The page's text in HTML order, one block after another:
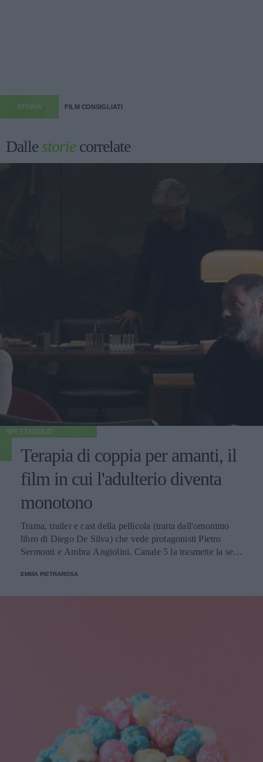
STORIA FILM CONSIGLIATI
Dallestoriecorrelate
SPETTACOLO
Terapia di coppia per amanti, il
film in cui l'adulterio diventa
monotono
Trama, trailer e cast della pellicola (tratta dall'omonimo
libro di Diego De Silva) che vede protagonisti Pietro
Sermonti e Ambra Angiolini. Canale 5 la trasmette la sera
EMMA PIETRAROSA